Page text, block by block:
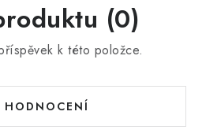
(0)
k této položce.
HODNOCENÍ